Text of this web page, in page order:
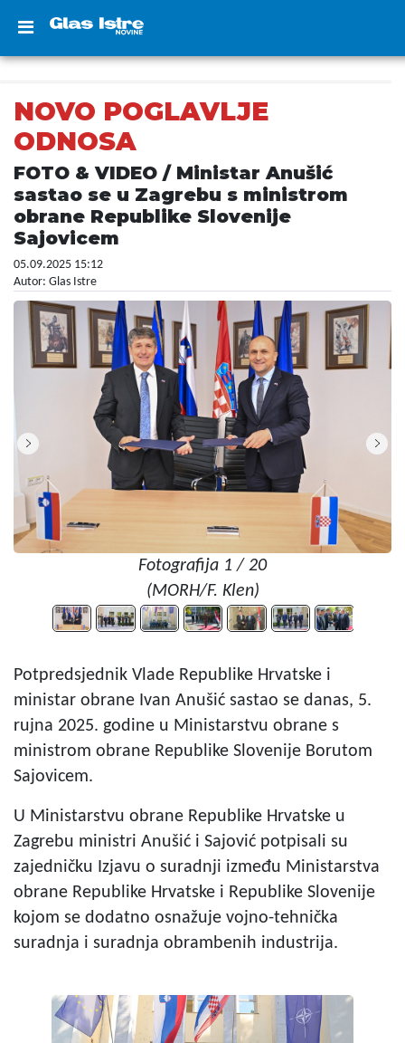
NOVO POGLAVLJE
ODNOSA
FOTO & VIDEO / Ministar Anušić
sastao se u Zagrebu s ministrom
obrane Republike Slovenije
Sajovicem
05.09.2025 15:12
Autor: Glas Istre
Fotografija 1 / 20
(MORH/F. Klen)
Potpredsjednik Vlade Republike Hrvatske i
ministar obrane Ivan Anušić sastao se danas, 5.
rujna 2025. godine u Ministarstvu obrane s
ministrom obrane Republike Slovenije Borutom
Sajovicem.
U Ministarstvu obrane Republike Hrvatske u
Zagrebu ministri Anušić i Sajović potpisali su
zajedničku Izjavu o suradnji između Ministarstva
obrane Republike Hrvatske i Republike Slovenije
kojom se dodatno osnažuje vojno-tehnička
suradnja i suradnja obrambenih industrija.